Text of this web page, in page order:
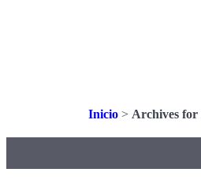
Inicio > Archives for